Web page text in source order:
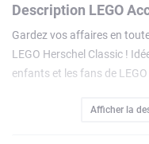
Description LEGO
Gardez vos affaires en
LEGO Herschel Classic !
enfants et les fans de
indispensables à l'école,
Afficher la